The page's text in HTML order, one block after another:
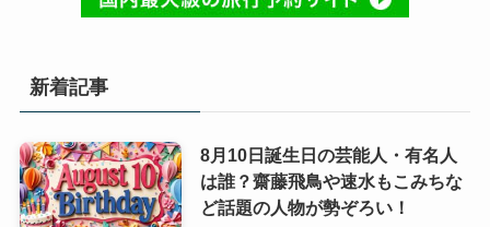
新着記事
8月10日誕生日の芸能人・有名人
は誰？齋藤飛鳥や速水もこみちな
ど話題の人物が勢ぞろい！